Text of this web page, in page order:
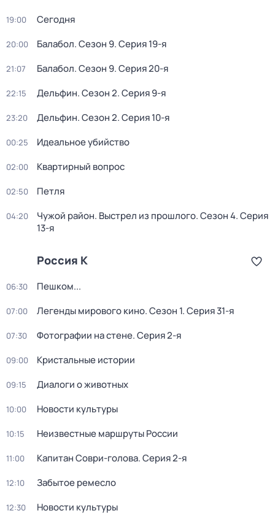
19:00 Сегодня
20:00 Балабол. Сезон 9. Серия 19-я
21:07 Балабол. Сезон 9. Серия 20-я
22:15 Дельфин. Сезон 2. Серия 9-я
23:20 Дельфин. Сезон 2. Серия 10-я
00:25 Идеальное убийство
02:00 Квартирный вопрос
02:50 Петля
04:20 Чужой район. Выстрел из прошлого. Сезон 4. Серия
13-я
Россия К
06:30 Пешком...
07:00 Легенды мирового кино. Сезон 1. Серия 31-я
07:30 Фотографии на стене. Серия 2-я
09:00 Кристальные истории
09:15 Диалоги о животных
10:00 Новости культуры
10:15 Неизвестные маршруты России
11:00 Капитан Соври-голова. Серия 2-я
12:10 Забытое ремесло
12:30 Новости культуры